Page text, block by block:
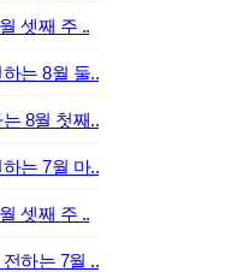
셋째 주 ..
는 8월 둘..
8월 첫째..
는 7월 마..
셋째 주 ..
하는 7월 ..